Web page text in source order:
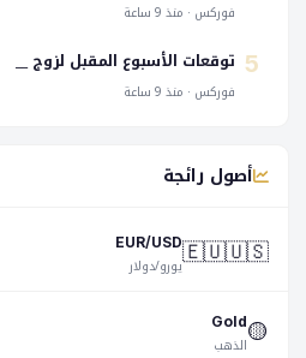
فوركس · منذ 9 ساعة
5 توقعات الأسبوع المقبل لزوج __
فوركس · منذ 9 ساعة
أصول رائجة
🇪🇺🇺🇸
EUR/USD
يورو/دولار
🟡
Gold
الذهب